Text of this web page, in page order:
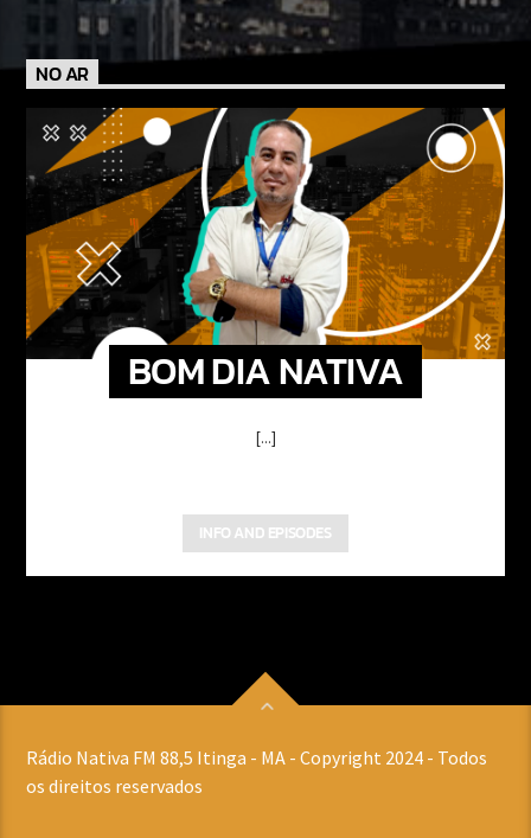
NO AR
BOM DIA NATIVA
[...]
INFO AND EPISODES
Rádio Nativa FM 88,5 Itinga - MA - Copyright 2024 - Todos
os direitos reservados